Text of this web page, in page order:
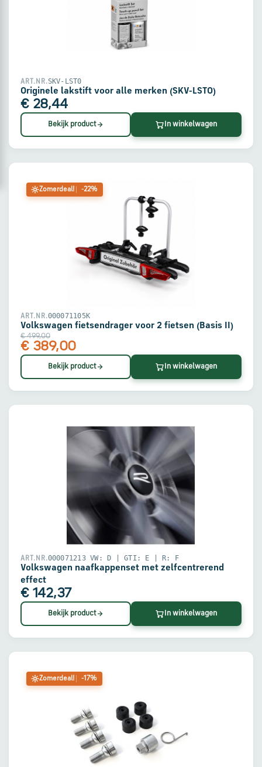
een
e-
mail
Bestellen
Retourinformatie
Klantenservice
ART.NR.SKV-LST0
Originele lakstift voor alle merken (SKV-LST0)
€ 28,44
Bekijk product In winkelwagen
Zomerdeal! -22%
ART.NR.000071105K
Volkswagen fietsendrager voor 2 fietsen (Basis II)
€ 499,00
€ 389,00
Bekijk product In winkelwagen
ART.NR.000071213 VW: D | GTI: E | R: F
Volkswagen naafkappenset met zelfcentrerend
effect
€ 142,37
Bekijk product In winkelwagen
Zomerdeal! -17%